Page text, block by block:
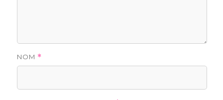
NOM *